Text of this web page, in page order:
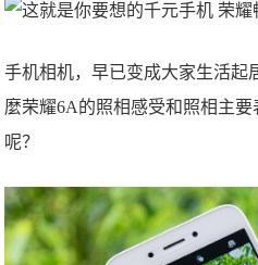
手机相机，早已变成大家生活起
麼荣耀6A的照相感受和照相主
呢？